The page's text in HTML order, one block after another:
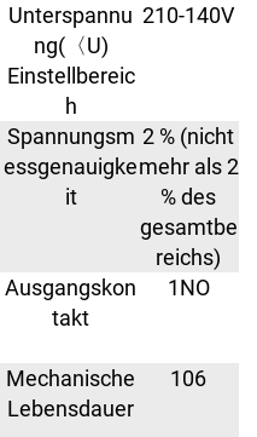
Unterspannu
ng(〈U)
Einstellbereic
h
210-140V
Spannungsm
essgenauigke
it
2 % (nicht
mehr als 2
% des
gesamtbe
reichs)
Ausgangskon
takt
1NO
Mechanische
Lebensdauer
106